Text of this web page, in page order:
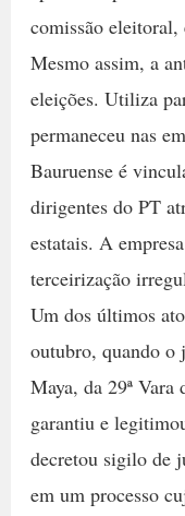
comissão eleitoral,
Mesmo assim, a
eleições. Utiliza
permaneceu nas
Bauruense é
dirigentes do PT
estatais. A
terceirização
Um dos últimos
outubro, quando o
Maya, da 29ª
garantiu e
decretou sigilo de
em um processo